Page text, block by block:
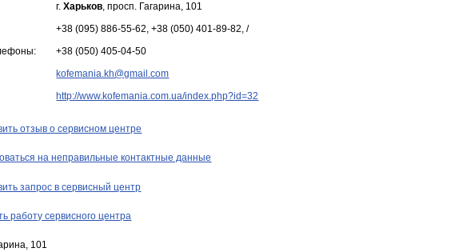
г.Харьков, просп. Гагарина, 101
+38 (095) 886-55-62, +38 (050) 401-89-82, /
+38 (050) 405-04-50
kofemania.kh@gmail.com
http://www.kofemania.com.ua/index.php?id=32
отзыв о сервисном центре
на неправильные контактные данные
запрос в сервисный центр
работу сервисного центра
101